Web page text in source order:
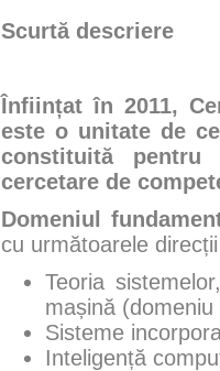
Scurtă descriere
Înființat în 2011,
este o unitate de
constituită pentru
cercetare de
Domeniul
cu următoarele
Teoria
mașină
Sisteme
Inteligență